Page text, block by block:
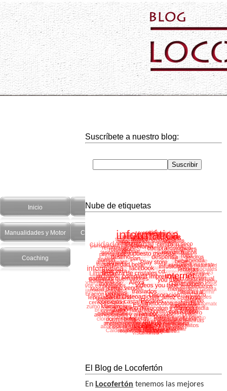
Inicio Hogar
Manualidades y Motor Cuidado Personal Salud y recetas
Coaching
Suscríbete a nuestro blog:
Nube de etiquetas
El Blog de Locofertón
En Locofertón tenemos las mejores